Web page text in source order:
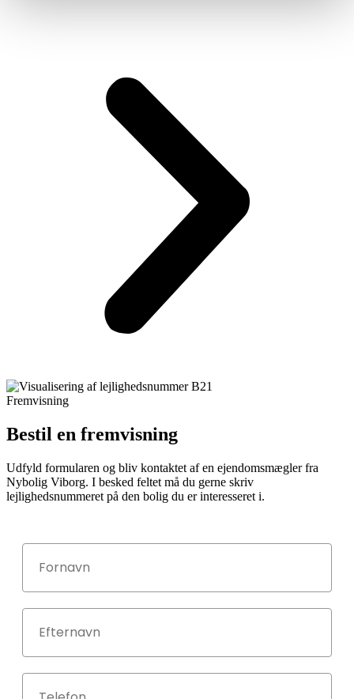
Fremvisning
Bestil en fremvisning
Udfyld formularen og bliv kontaktet af en ejendomsmægler fra
Nybolig Viborg. I besked feltet må du gerne skriv
lejlighedsnummeret på den bolig du er interesseret i.